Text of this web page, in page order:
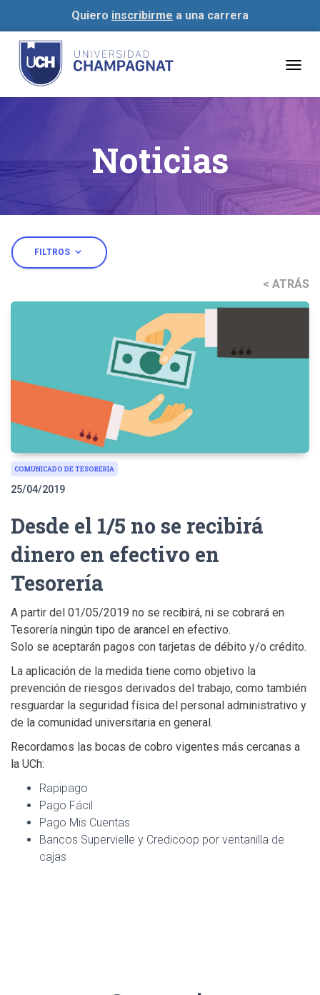
Quiero inscribirme a una carrera
Noticias
FILTROS expand_more
< ATRÁS
COMUNICADO DE TESORERÍA
25/04/2019
Desde el 1/5 no se recibirá
dinero en efectivo en
Tesorería
A partir del 01/05/2019 no se recibirá, ni se cobrará en
Tesorería ningún tipo de arancel en efectivo.
Solo se aceptarán pagos con tarjetas de débito y/o crédito.
La aplicación de la medida tiene como objetivo la
prevención de riesgos derivados del trabajo, como también
resguardar la seguridad física del personal administrativo y
de la comunidad universitaria en general.
Recordamos las bocas de cobro vigentes más cercanas a
la UCh:
Rapipago
Pago Fácil
Pago Mis Cuentas
Bancos Supervielle y Credicoop por ventanilla de
cajas